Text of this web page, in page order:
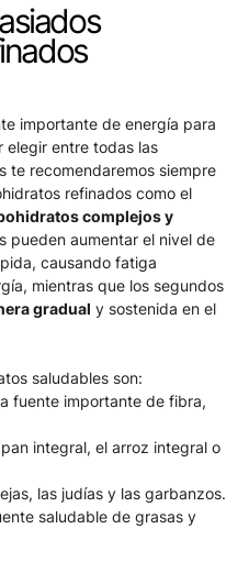
importante de energía para
elegir entre todas las
te recomendaremos siempre
refinados como el
complejos y
pueden aumentar el nivel de
causando fatiga
gradual y sostenida en el
saludables son:
fuente importante de fibra,
integral, el arroz integral o
las judías y las garbanzos.
saludable de grasas y